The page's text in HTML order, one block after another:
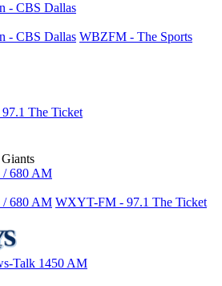
- CBS Dallas
- CBS Dallas WBZFM - The Sports
The Ticket
680 AM
680 AM WXYT-FM - 97.1 The Ticket
Talk 1450 AM